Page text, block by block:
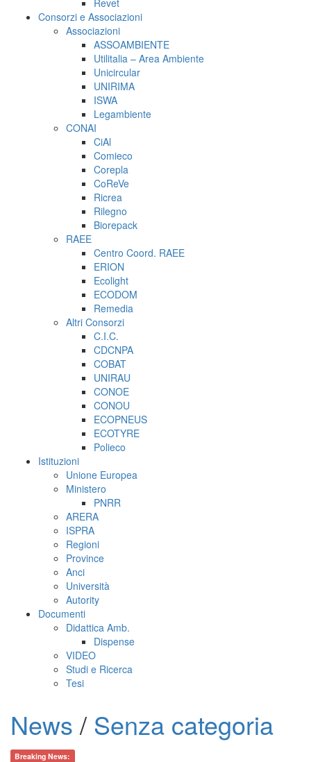
Consorzi e Associazioni
Associazioni
ASSOAMBIENTE
Utilitalia – Area Ambiente
Unicircular
UNIRIMA
ISWA
Legambiente
CONAI
CiAl
Comieco
Corepla
CoReVe
Ricrea
Rilegno
Biorepack
RAEE
Centro Coord. RAEE
ERION
Ecolight
ECODOM
Remedia
Altri Consorzi
C.I.C.
CDCNPA
COBAT
UNIRAU
CONOE
CONOU
ECOPNEUS
ECOTYRE
Polieco
Istituzioni
Unione Europea
Ministero
PNRR
ARERA
ISPRA
Regioni
Province
Anci
Università
Autority
Documenti
Didattica Amb.
Dispense
VIDEO
Studi e Ricerca
Tesi
News / Senza categoria
Breaking News: